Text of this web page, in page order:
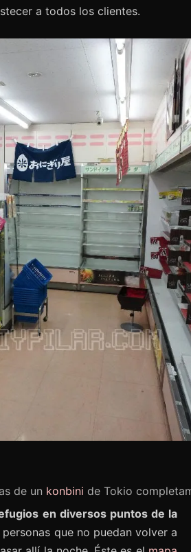
a todos los clientes.
de un konbini de Tokio
en diversos puntos de la
que no puedan volver a